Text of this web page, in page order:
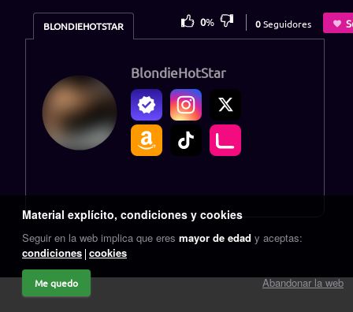
Material explícito, condiciones y cookies
Seguir en la web implica que eres mayor de edad y aceptas:
condiciones cookies
Me quedo Abandonar la web
BLONDIEHOTSTAR 0% 0Seguidores
BlondieHotStar